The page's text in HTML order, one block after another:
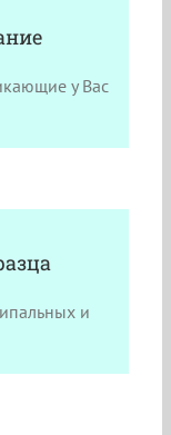
у Вас
и